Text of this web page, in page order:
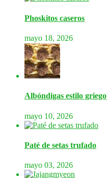
Phoskitos caseros
mayo 18, 2026
Albóndigas estilo griego
mayo 10, 2026
Paté de setas trufado
mayo 03, 2026